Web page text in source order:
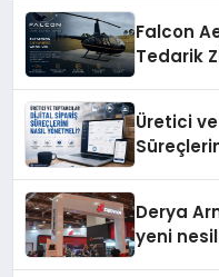
Falcon
Tedarik
Üretici
Derya
yeni